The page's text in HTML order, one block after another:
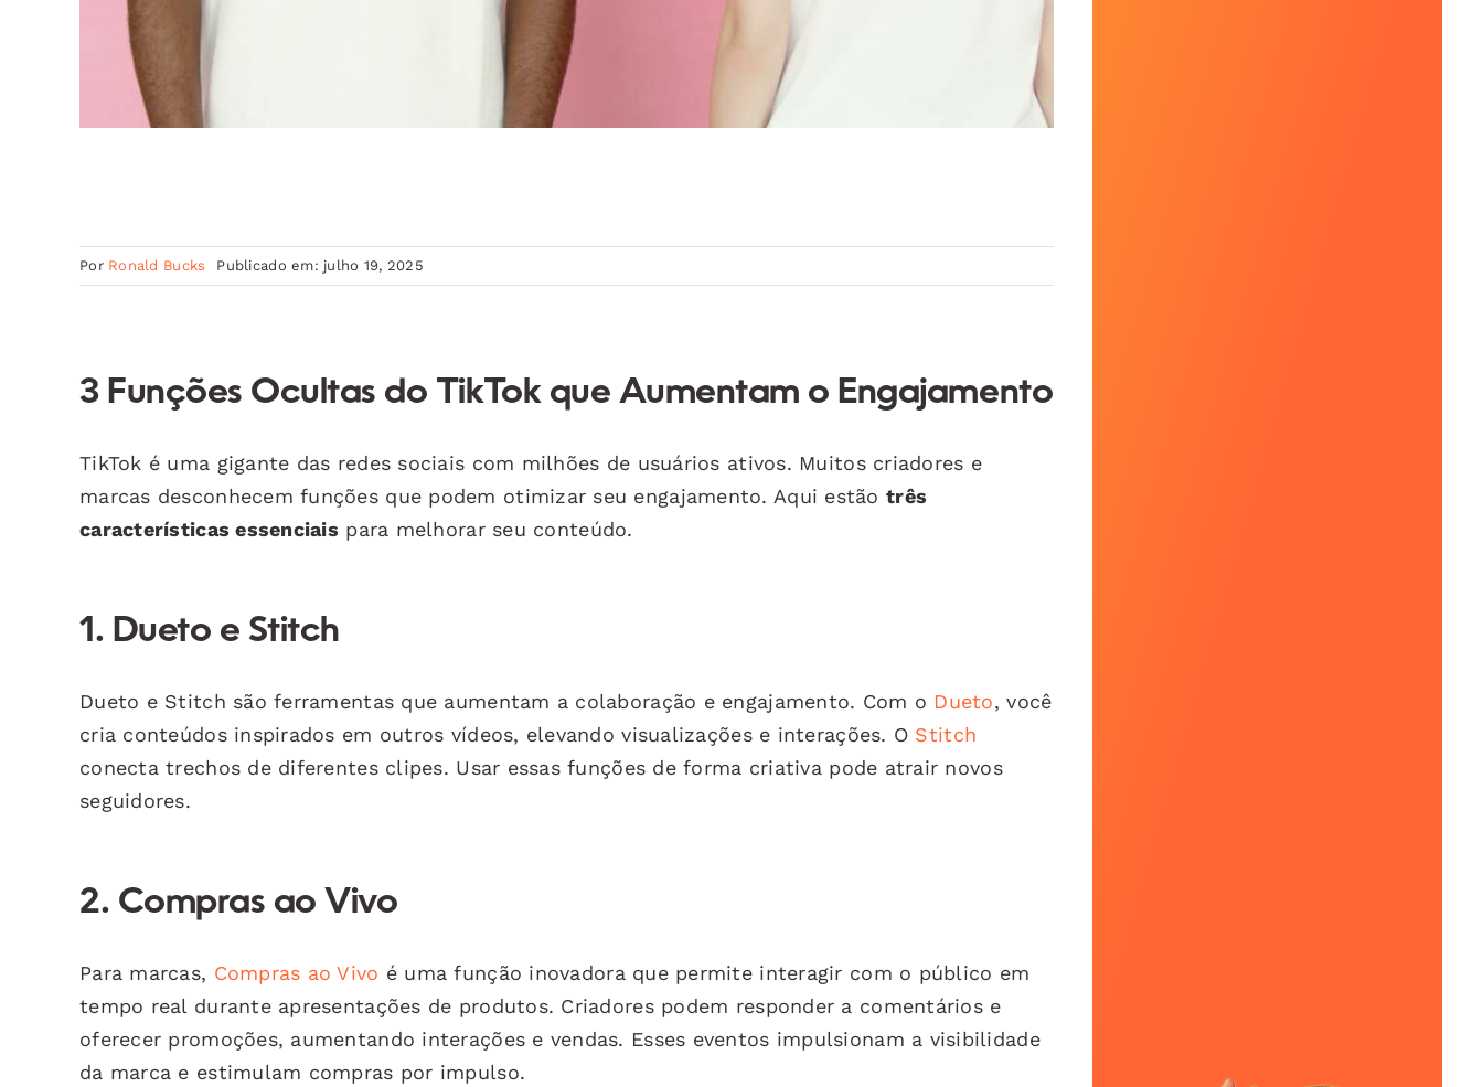
Por Ronald Bucks Publicado em: julho 19, 2025
3 Funções Ocultas do TikTok que Aumentam o Engajamento
TikTok é uma gigante das redes sociais com milhões de usuários ativos. Muitos criadores e
marcas desconhecem funções que podem otimizar seu engajamento. Aqui estão três
características essenciais para melhorar seu conteúdo.
1. Dueto e Stitch
Dueto e Stitch são ferramentas que aumentam a colaboração e engajamento. Com o Dueto, você
cria conteúdos inspirados em outros vídeos, elevando visualizações e interações. O Stitch
conecta trechos de diferentes clipes. Usar essas funções de forma criativa pode atrair novos
seguidores.
2. Compras ao Vivo
Para marcas, Compras ao Vivo é uma função inovadora que permite interagir com o público em
tempo real durante apresentações de produtos. Criadores podem responder a comentários e
oferecer promoções, aumentando interações e vendas. Esses eventos impulsionam a visibilidade
da marca e estimulam compras por impulso.